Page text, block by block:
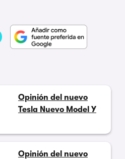
Opinión del nuevo
Tesla Nuevo Model Y
Opinión del nuevo